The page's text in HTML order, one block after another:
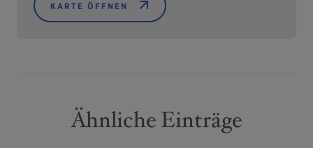
KARTE ÖFFNEN
Ähnliche Einträge